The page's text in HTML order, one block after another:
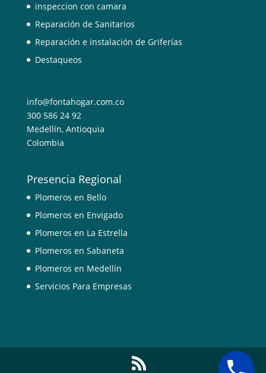
inspeccion con camara
Reparación de Sanitarios
Reparación e instalación de Griferías
Destaqueos
info@fontahogar.com.co
300 586 24 92
Medellín, Antioquia
Colombia
Presencia Regional
Plomeros en Bello
Plomeros en Envigado
Plomeros en La Estrella
Plomeros en Sabaneta
Plomeros en Medellín
Servicios Para Empresas